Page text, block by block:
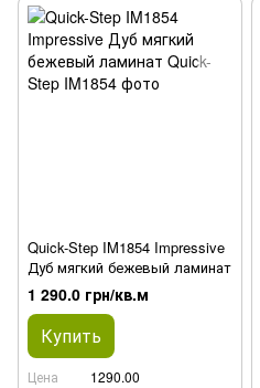
Quick-Step IM1854 Impressive
Дуб мягкий бежевый ламинат
1 290.0 грн/кв.м
Купить
Цена
1290.00